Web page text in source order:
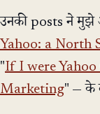
उनकी posts ने मुझे
Yahoo: a North
"If I were
Marketing" — के